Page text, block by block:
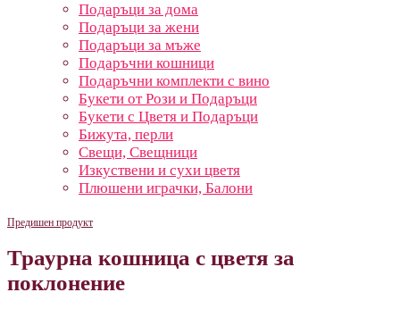
Подаръци за дома
Подаръци за жени
Подаръци за мъже
Подаръчни кошници
Подаръчни комплекти с вино
Букети от Рози и Подаръци
Букети с Цветя и Подаръци
Бижута, перли
Свещи, Свещници
Изкуствени и сухи цветя
Плюшени играчки, Балони
Предишен продукт
Траурна кошница с цветя за
поклонение